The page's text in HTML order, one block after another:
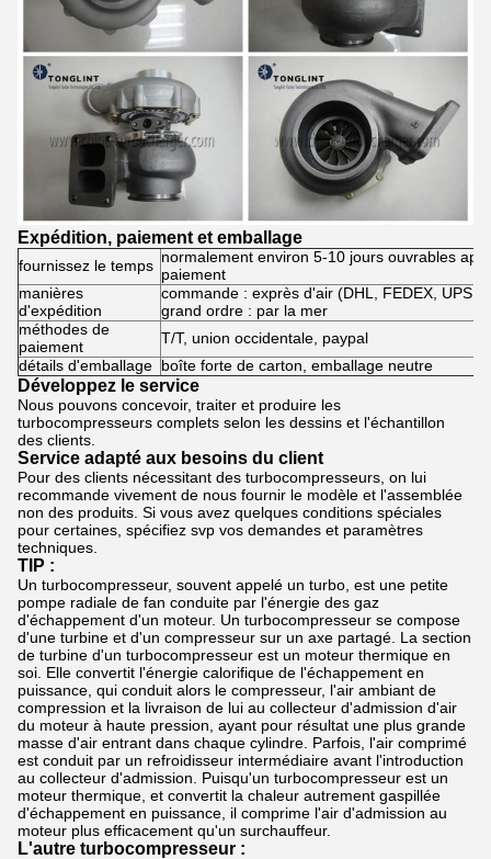
Expédition, paiement et emballage
fournissez le temps normalement environ 5-10 jours ouvrables
paiement
manières
d'expédition
commande : exprès d'air (DHL, FEDEX, UPS,
grand ordre : par la mer
méthodes de
paiement
T/T, union occidentale, paypal
détails d'emballage boîte forte de carton, emballage neutre
Développez le service
Nous pouvons concevoir, traiter et produire les
turbocompresseurs complets selon les dessins et l'échantillon
des clients.
Service adapté aux besoins du client
Pour des clients nécessitant des turbocompresseurs, on lui
recommande vivement de nous fournir le modèle et l'assemblée
non des produits. Si vous avez quelques conditions spéciales
pour certaines, spécifiez svp vos demandes et paramètres
techniques.
TIP :
Un turbocompresseur, souvent appelé un turbo, est une petite
pompe radiale de fan conduite par l'énergie des gaz
d'échappement d'un moteur. Un turbocompresseur se compose
d'une turbine et d'un compresseur sur un axe partagé. La section
de turbine d'un turbocompresseur est un moteur thermique en
soi. Elle convertit l'énergie calorifique de l'échappement en
puissance, qui conduit alors le compresseur, l'air ambiant de
compression et la livraison de lui au collecteur d'admission d'air
du moteur à haute pression, ayant pour résultat une plus grande
masse d'air entrant dans chaque cylindre. Parfois, l'air comprimé
est conduit par un refroidisseur intermédiaire avant l'introduction
au collecteur d'admission. Puisqu'un turbocompresseur est un
moteur thermique, et convertit la chaleur autrement gaspillée
d'échappement en puissance, il comprime l'air d'admission au
moteur plus efficacement qu'un surchauffeur.
L'autre turbocompresseur :